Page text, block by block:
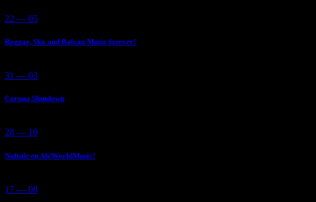
22 — 05
Reggae, Ska and Balcan Music forever!
31 — 03
Corona Shutdown
28 — 10
Naftule en Ah!WorldMusic!
17 — 08